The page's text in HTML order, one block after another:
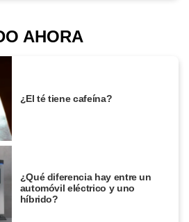
AHORA
¿El té tiene cafeína?
¿Qué diferencia hay entre un
automóvil eléctrico y uno
híbrido?